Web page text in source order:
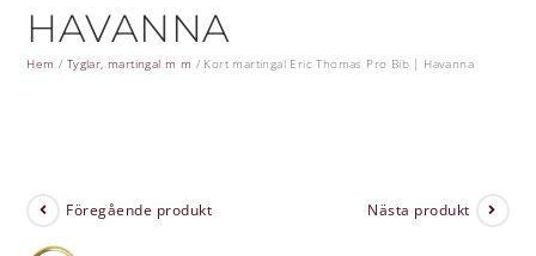
HAVANNA
Hem / Tyglar, martingal m m / Kort martingal Eric Thomas Pro Bib | Havanna
Föregående produkt Nästa produkt